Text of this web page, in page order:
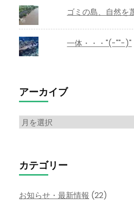
ゴミの島、自然を
一体・・・"(-""-)"
アーカイブ
ア
イ
ブ
カテゴリー
お知らせ・最新情報 (22)